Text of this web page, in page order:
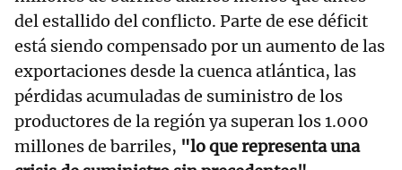
del estallido del conflicto. Parte de ese déficit
está siendo compensado por un aumento de las
exportaciones desde la cuenca atlántica, las
pérdidas acumuladas de suministro de los
productores de la región ya superan los 1.000
millones de barriles, "lo que representa una